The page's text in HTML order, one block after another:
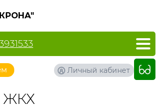
Личный кабинет
ЖКХ